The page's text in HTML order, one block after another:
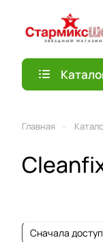
Главная
Сначала